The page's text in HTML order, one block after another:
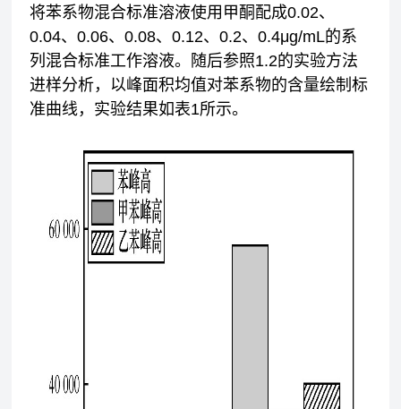
将苯系物混合标准溶液使用甲酮配成0.02、
0.04、0.06、0.08、0.12、0.2、0.4μg/mL的系
列混合标准工作溶液。随后参照1.2的实验方法
进样分析，以峰面积均值对苯系物的含量绘制标
准曲线，实验结果如表1所示。